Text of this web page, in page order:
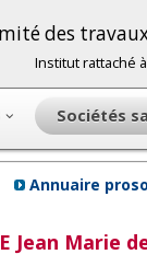
des
Institut rattaché
Sociétés
Annuaire
Jean Marie